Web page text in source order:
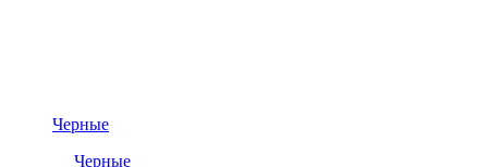
Черные
Черные